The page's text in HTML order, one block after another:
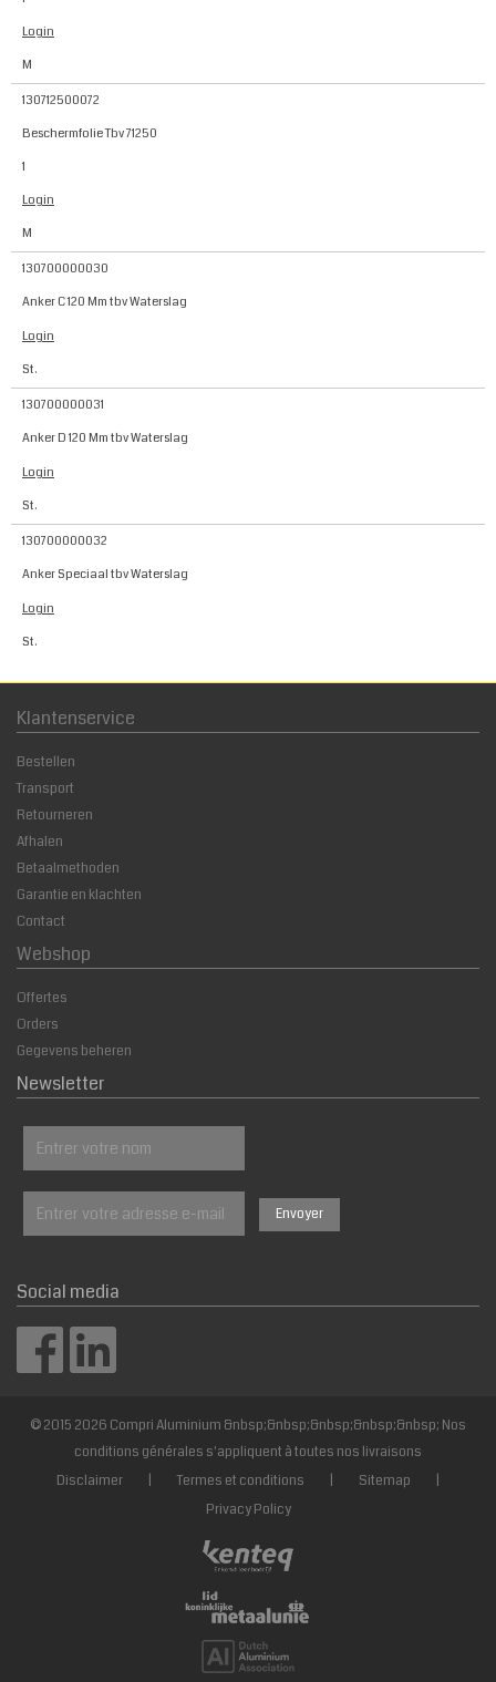
Login
M
130712500072
Beschermfolie Tbv 71250
1
Login
M
130700000030
Anker C 120 Mm tbv Waterslag
Login
St.
130700000031
Anker D 120 Mm tbv Waterslag
Login
St.
130700000032
Anker Speciaal tbv Waterslag
Login
St.
Klantenservice
Bestellen
Transport
Retourneren
Afhalen
Betaalmethoden
Garantie en klachten
Contact
Webshop
Offertes
Orders
Gegevens beheren
Newsletter
Social media
© 2015 2026 Compri Aluminium &nbsp;&nbsp;&nbsp;&nbsp;&nbsp; Nos
conditions générales s'appliquent à toutes nos livraisons
Disclaimer
Termes et conditions Sitemap
Privacy Policy